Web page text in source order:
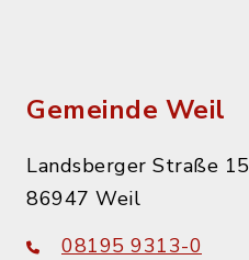
Gemeinde Weil
Landsberger Straße 15
86947 Weil
08195 9313-0